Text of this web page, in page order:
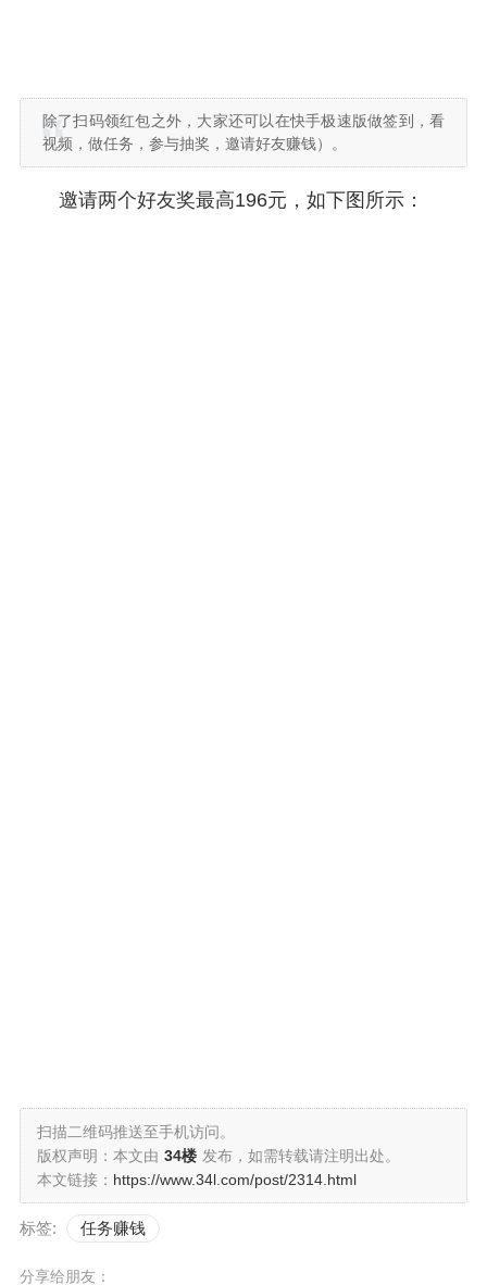
除了扫码领红包之外，大家还可以在快手极速版做签到，看
视频，做任务，参与抽奖，邀请好友赚钱）。
邀请两个好友奖最高196元，如下图所示：
扫描二维码推送至手机访问。
版权声明：本文由 34楼 发布，如需转载请注明出处。
本文链接： https://www.34l.com/post/2314.html
标签: 任务赚钱
分享给朋友：